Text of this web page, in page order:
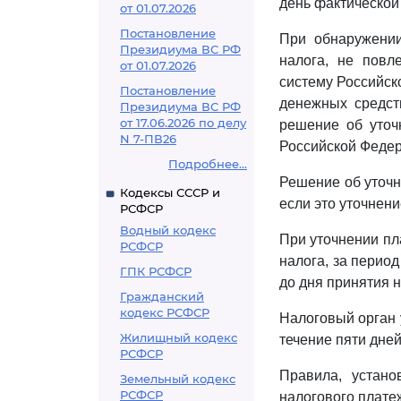
от 01.07.2026
Постановление
Президиума ВС РФ
от 01.07.2026
Постановление
Президиума ВС РФ
от 17.06.2026 по делу
N 7-ПВ26
Подробнее...
Кодексы СССР и
РСФСР
Водный кодекс
РСФСР
ГПК РСФСР
Гражданский
кодекс РСФСР
Жилищный кодекс
РСФСР
Земельный кодекс
РСФСР
день
При
налога, не
систему
денежных
решение об
Российской
Решение об
если это
При уточнении
налога, за
до дня принятия
Налоговый
течение пяти
Правила,
налогового